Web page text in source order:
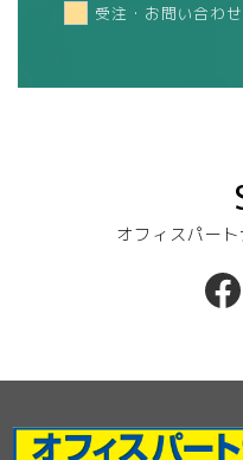
受注・お問い合わ
オフィスパー